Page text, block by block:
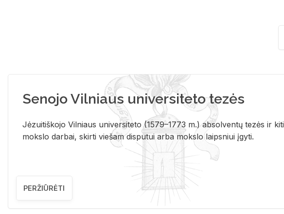
Senojo Vilniaus universiteto tezės
Jėzuitiškojo Vilniaus universiteto (1579–1773 m.) absolventų tezės ir kiti
mokslo darbai, skirti viešam disputui arba mokslo laipsniui įgyti.
PERŽIŪRĖTI